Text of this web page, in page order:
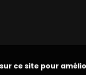
ce site pour